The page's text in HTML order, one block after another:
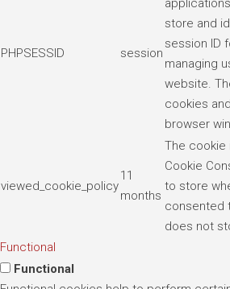
PHPSESSID session
store and
session ID
managing
website.
cookies
browser
viewed_cookie_policy
11
months
The cookie
Cookie
to store
consented
does not
Functional
Functional